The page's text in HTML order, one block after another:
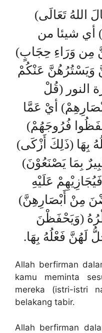
(قَالَ اللهُ تَعَالَى) في سورة الأحزاب
أي شيئا من
مِن وَرَاءِ حِجَابٍ)
وَيَسْتُرُهُنَّ عَنْكُمْ
النور (قُلْ
أيْ عَمَّا
فُرُوجَهُمْ)
بِهَا (ذَلِكَ أَزْكَى)
بِمَا يَصْنَعُوْنَ)
عَلَيْهِ
مِنْ أَبْصَارِهِنَّ)
(وَيَحْفَظْنَ
لَهُنَّ فَعْلُهُ بِهَا.
Allah berfirman
kamu meminta
mereka (istri-istri
belakang tabir.
Allah berfirman